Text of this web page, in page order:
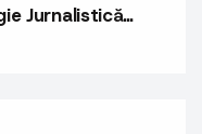
Jurnalistică